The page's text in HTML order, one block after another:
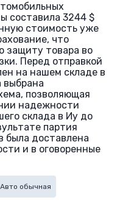
составила 3244 $
стоимость уже
что
защиту товара во
Перед отправкой
на нашем складе в
выбрана
позволяющая
надежности
склада в Иу до
партия
была доставлена
и в оговоренные
Авто обычная